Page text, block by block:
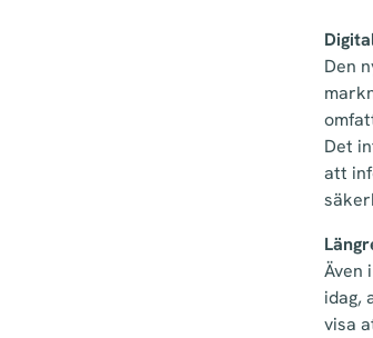
Den
Det
att
Även
idag,
visa